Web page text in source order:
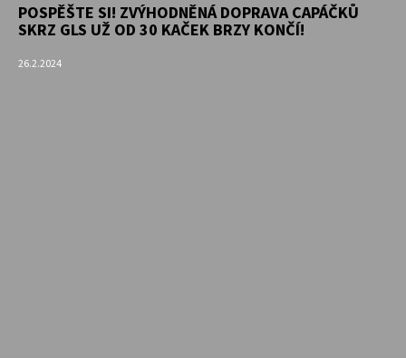
POSPĚŠTE SI! ZVÝHODNĚNÁ DOPRAVA CAPÁČKŮ
SKRZ GLS UŽ OD 30 KAČEK BRZY KONČÍ!
26.2.2024